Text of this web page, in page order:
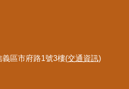
區市府路1號3樓(交通資訊)